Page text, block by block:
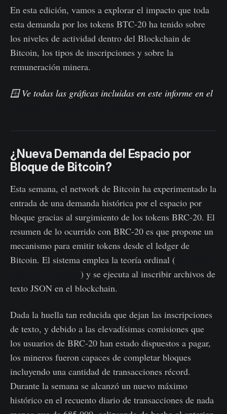
En esta edición, vamos a explorar el impacto que toda
esta demanda por los tokens BTC-20 ha tenido sobre
los niveles de actividad dentro del Blockchain de
Bitcoin, los tipos de inscripciones y sobre la
remuneración minera.
🪟 Ve todas las gráficas incluidas en este informe en el
¿Nueva Demanda del Espacio por
Bloque de Bitcoin?
Esta semana, el network de Bitcoin ha experimentado la
entrada de una demanda histórica por el espacio por
bloque gracias al surgimiento de los tokens BRC-20. El
resumen de lo ocurrido con BRC-20 es que propone un
mecanismo para emitir tokens desde el ledger de
Bitcoin. El sistema emplea la teoría ordinal (
) y se ejecuta al inscribir archivos de
texto JSON en el blockchain.
Dada la huella tan reducida que dejan las inscripciones
de texto, y debido a las elevadísimas comisiones que
los usuarios de BRC-20 han estado dispuestos a pagar,
los mineros fueron capaces de completar bloques
incluyendo una cantidad de transacciones récord.
Durante la semana se alcanzó un nuevo máximo
histórico en el recuento diario de transacciones de nada